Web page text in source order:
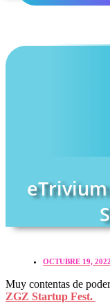
OCTUBRE 19, 2022
Muy contentas de
ZGZ Startup Fest.